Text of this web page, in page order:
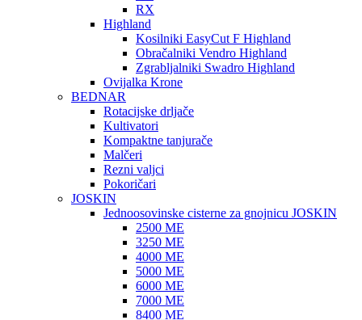
RX
Highland
Kosilniki EasyCut F Highland
Obračalniki Vendro Highland
Zgrabljalniki Swadro Highland
Ovijalka Krone
BEDNAR
Rotacijske drljače
Kultivatori
Kompaktne tanjurače
Malčeri
Rezni valjci
Pokoričari
JOSKIN
Jednoosovinske cisterne za gnojnicu JOSKIN
2500 ME
3250 ME
4000 ME
5000 ME
6000 ME
7000 ME
8400 ME